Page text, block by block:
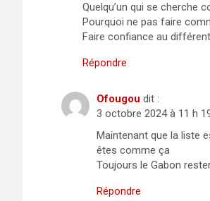
Quelqu’un qui se cherche
Pourquoi ne pas faire
Faire confiance au
Répondre
Ofougou dit :
3 octobre 2024 à 11 h
Maintenant que la liste
êtes comme ça
Toujours le Gabon
Répondre